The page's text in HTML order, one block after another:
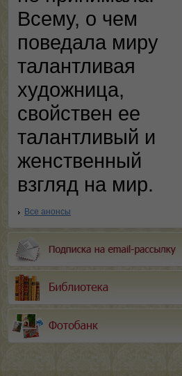
Всему, о чем
поведала миру
талантливая
художница,
свойствен ее
талантливый и
женственный
взгляд на мир.
Все анонсы